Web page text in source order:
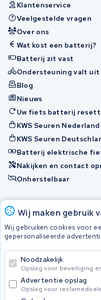
Wij maken gebruik
Wij gebruiken cookies voor
gepersonaliseerde
Noodzakelijk
Opslag voor beveiliging
Advertentie opslag
Opslag voor
Klantenservice
Veelgestelde vragen
Over ons
Wat kost een batterij?
Batterij zit vast
Ondersteuning valt uit
Blog
Nieuws
Uw fiets batterij
KWS Seuren Nederland
KWS Seuren
Batterij elektrische
Nakijken en contact
Onherstelbaar
Accu's